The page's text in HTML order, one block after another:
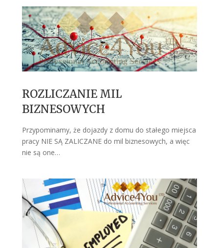
ROZLICZANIE MIL
BIZNESOWYCH
Przypominamy, że dojazdy z domu do stałego miejsca
pracy NIE SĄ ZALICZANE do mil biznesowych, a więc
nie są one…